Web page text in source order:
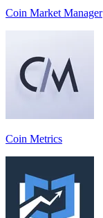
Coin Market Manager
Coin Metrics